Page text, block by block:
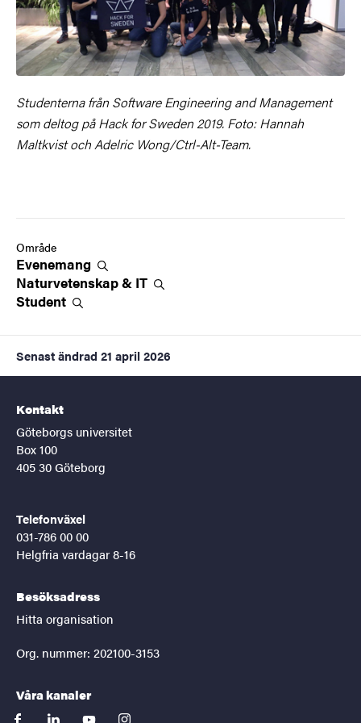
Studenterna från Software Engineering and Management
som deltog på Hack for Sweden 2019. Foto: Hannah
Maltkvist och Adelric Wong/Ctrl-Alt-Team.
Område
Evenemang
Naturvetenskap & IT
Student
Senast ändrad 21 april 2026
Kontakt
Göteborgs universitet
Box 100
405 30 Göteborg
Telefonväxel
031-786 00 00
Helgfria vardagar 8-16
Besöksadress
Hitta organisation
Org. nummer: 202100-3153
Våra kanaler